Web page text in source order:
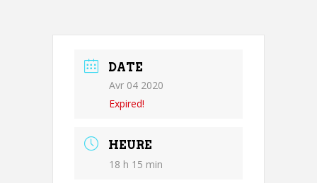
DATE
Avr 04 2020
Expired!
HEURE
18 h 15 min